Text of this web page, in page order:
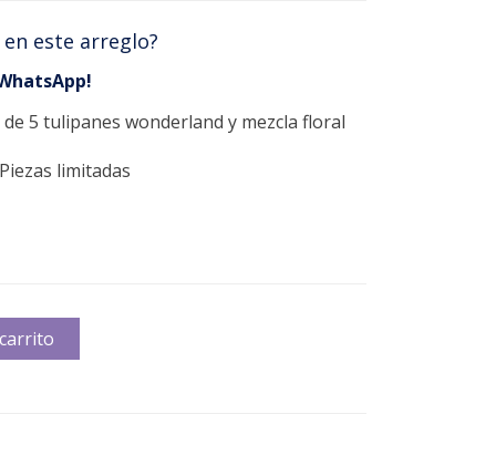
este arreglo?
5 tulipanes wonderland y mezcla floral
limitadas